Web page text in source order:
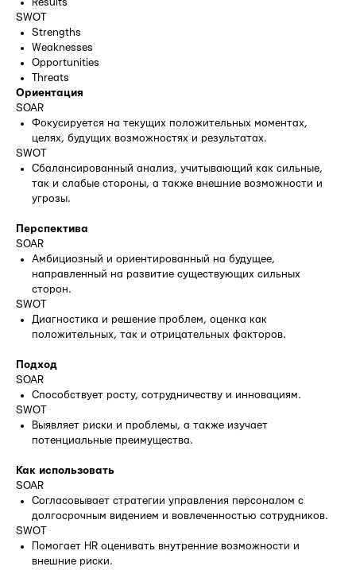
SWOT
Strengths
Weaknesses
Opportunities
Threats
Ориентация
SOAR
Фокусируется на текущих положительных моментах,
целях, будущих возможностях и результатах.
SWOT
Сбалансированный анализ, учитывающий как сильные,
так и слабые стороны, а также внешние возможности и
угрозы.
Перспектива
SOAR
Амбициозный и ориентированный на будущее,
направленный на развитие существующих сильных
сторон.
SWOT
Диагностика и решение проблем, оценка как
положительных, так и отрицательных факторов.
Подход
SOAR
Способствует росту, сотрудничеству и инновациям.
SWOT
Выявляет риски и проблемы, а также изучает
потенциальные преимущества.
Как использовать
SOAR
Согласовывает стратегии управления персоналом с
долгосрочным видением и вовлеченностью сотрудников.
SWOT
Помогает HR оценивать внутренние возможности и
внешние риски.